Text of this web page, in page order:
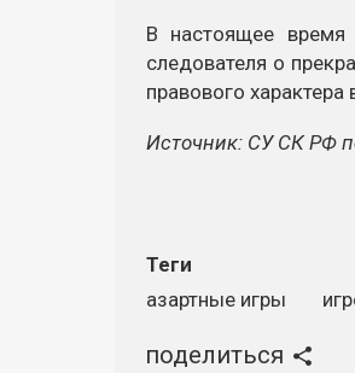
В настоящее время
следователя о
правового
Источник: СУ СК РФ
Теги
азартные игры
поделиться